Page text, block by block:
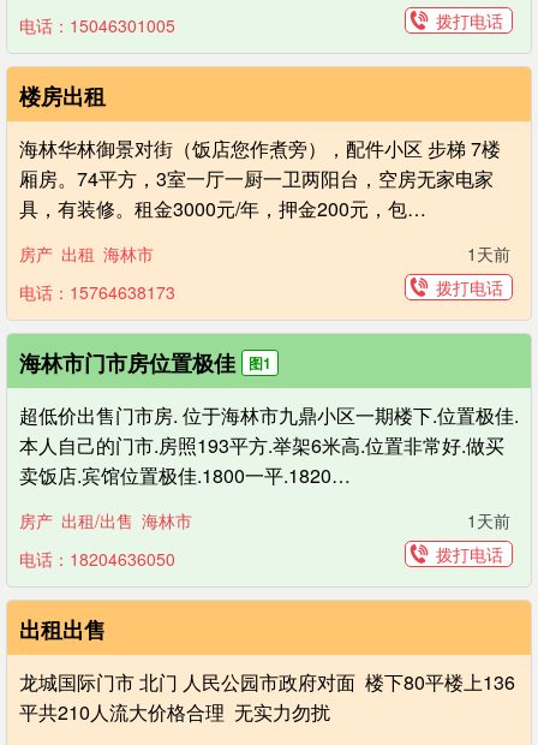
电话：15046301005
拨打电话
楼房出租
海林华林御景对街（饭店您作煮旁），配件小区 步梯 7楼
厢房。74平方，3室一厅一厨一卫两阳台，空房无家电家
具，有装修。租金3000元/年，押金200元，包…
房产 出租 海林市
1天前
电话：15764638173
拨打电话
海林市门市房位置极佳 图1
超低价出售门市房. 位于海林市九鼎小区一期楼下.位置极佳.
本人自己的门市.房照193平方.举架6米高.位置非常好.做买
卖饭店.宾馆位置极佳.1800一平.1820…
房产 出租/出售 海林市
1天前
电话：18204636050
拨打电话
出租出售
龙城国际门市 北门 人民公园市政府对面 楼下80平楼上136
平共210人流大价格合理 无实力勿扰